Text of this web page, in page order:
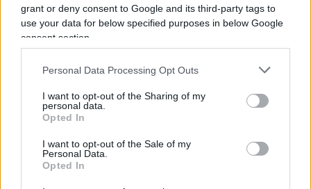
grant or deny consent to Google and its third-party tags to
use your data for below specified purposes in below Google
consent section.
Personal Data Processing Opt Outs
I want to opt-out of the Sharing of my
personal data.
Opted In
I want to opt-out of the Sale of my
Personal Data.
Opted In
Rispondi